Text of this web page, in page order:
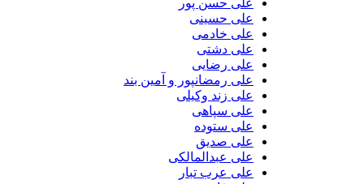
علی حسینی
علی خادمی
علی دشتی
علی رضایی
علی رمضانپور و آمین بند
علی زند وکیلی
علی سپاهی
علی ستوده
علی صدیق
علی عبدالمالکی
علی عرب تبار